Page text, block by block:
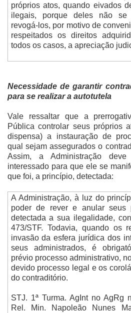
próprios atos, quando eivados
ilegais, porque deles não se
revogá-los, por motivo de
respeitados os direitos
todos os casos, a apreciação
Necessidade de garantir
para se realizar a autotutela
Vale ressaltar que a
Pública controlar seus próprios
dispensa) a instauração de
qual sejam assegurados o
Assim, a Administração
interessado para que ele se
que foi, a princípio, detectada:
A Administração, à luz do
poder de rever e anular seus
detectada a sua ilegalidade,
473/STF. Todavia, quando os
invasão da esfera jurídica dos
seus administrados, é
prévio processo administrativo,
devido processo legal e os
do contraditório.
STJ. 1ª Turma. AgInt no AgRg
Rel. Min. Napoleão Nunes